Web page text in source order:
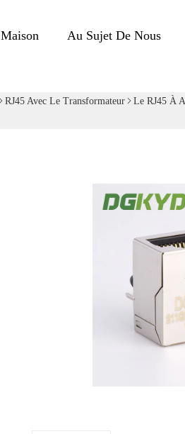
Maison Au Sujet De Nous
RJ45 Avec Le Transformateur
Le RJ45 À